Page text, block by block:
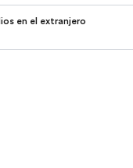
en el extranjero